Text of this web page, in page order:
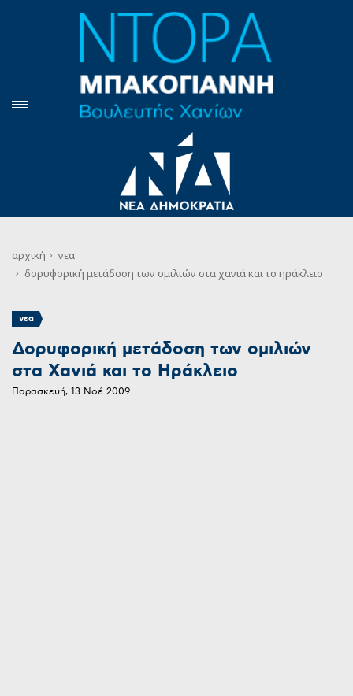
αρχική
νεα
δορυφορική μετάδοση των ομιλιών στα χανιά και το ηράκλειο
νεα
Δορυφορική μετάδοση των ομιλιών
στα Χανιά και το Ηράκλειο
Παρασκευή, 13 Νοέ 2009